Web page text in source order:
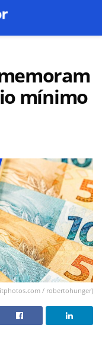
mínimo
/ robertohunger)